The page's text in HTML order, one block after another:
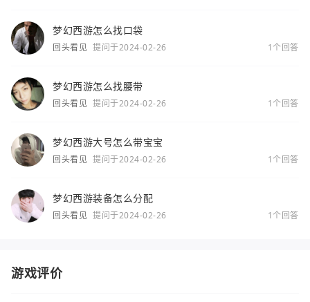
梦幻西游怎么找口袋
回头看见 提问于2024-02-26 1个回答
梦幻西游怎么找腰带
回头看见 提问于2024-02-26 1个回答
梦幻西游大号怎么带宝宝
回头看见 提问于2024-02-26 1个回答
梦幻西游装备怎么分配
回头看见 提问于2024-02-26 1个回答
游戏评价